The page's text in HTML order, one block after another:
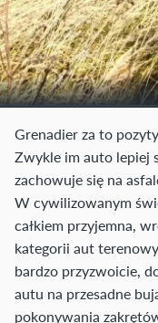
Grenadier za to
Zwykle im auto lepiej
zachowuje się na
W cywilizowanym
całkiem przyjemna,
kategorii aut
bardzo przyzwoicie,
autu na przesadne
pokonywania